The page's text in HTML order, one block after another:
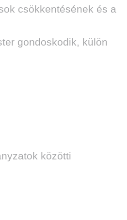
csökkentésének és a
gondoskodik, külön
közötti